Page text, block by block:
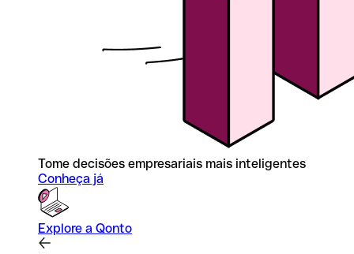
Tome decisões empresariais mais inteligentes
Conheça já
Explore a Qonto